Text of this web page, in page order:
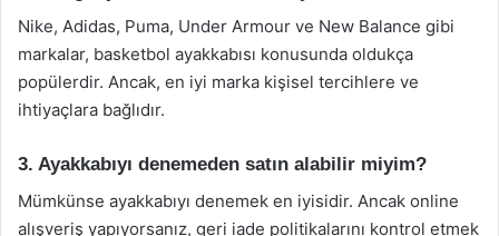
Nike, Adidas, Puma, Under Armour ve New Balance gibi
markalar, basketbol ayakkabısı konusunda oldukça
popülerdir. Ancak, en iyi marka kişisel tercihlere ve
ihtiyaçlara bağlıdır.
3. Ayakkabıyı denemeden satın alabilir miyim?
Mümkünse ayakkabıyı denemek en iyisidir. Ancak online
alışveriş yapıyorsanız, geri iade politikalarını kontrol etmek